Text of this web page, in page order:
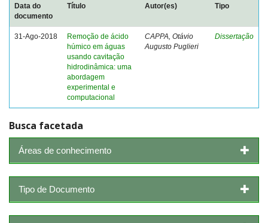
Data do
documento
Título Autor(es) Tipo
31-Ago-2018
Remoção de ácido
húmico em águas
usando cavitação
hidrodinâmica: uma
abordagem
experimental e
computacional
CAPPA, Otávio
Augusto Puglieri
Dissertação
Busca facetada
Áreas de conhecimento
Tipo de Documento